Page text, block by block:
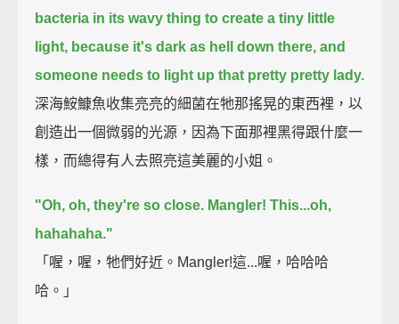
bacteria in its wavy thing to create a tiny little
light, because it's dark as hell down there, and
someone needs to light up that pretty pretty lady.
深海鮟鱇魚收集亮亮的細菌在牠那搖晃的東西裡，以
創造出一個微弱的光源，因為下面那裡黑得跟什麼一
樣，而總得有人去照亮這美麗的小姐。
"Oh, oh, they're so close. Mangler! This...oh,
hahahaha."
「喔，喔，牠們好近。Mangler!這...喔，哈哈哈
哈。」